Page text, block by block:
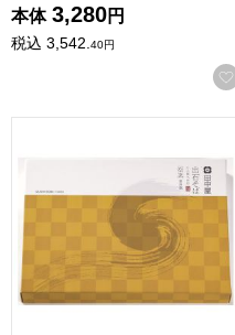
本体 3,280円
税込 3,542.40円